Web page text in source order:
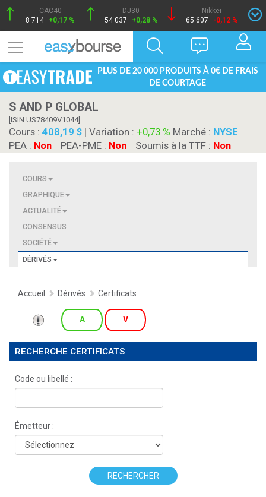
CAC40
8 714 +0,17 %
DJ30
54 037
+0,28 %
Nikkei
65 607
-0,12 %
PLUS DE 20 000 PRODUITS À 0€ DE FRAIS
DE COURTAGE
S AND P GLOBAL
[ISIN US78409V1044]
Cours : 408,19 $ | Variation : +0,73 % Marché : NYSE
PEA : Non PEA-PME : Non Soumis à la TTF : Non
COURS
GRAPHIQUE
ACTUALITÉ
CONSENSUS
SOCIÉTÉ
DÉRIVÉS
Accueil Dérivés Certificats
A V
RECHERCHE CERTIFICATS
Code ou libellé :
Émetteur :
RECHERCHER